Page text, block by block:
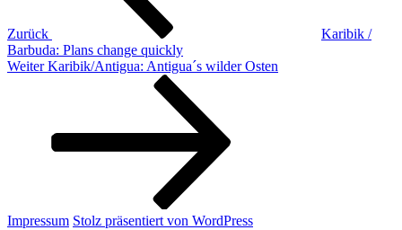
Zurück
Karibik /
Barbuda: Plans change quickly
Nächster
Weiter Karibik/Antigua: Antigua´s wilder Osten
Impressum Stolz präsentiert von WordPress